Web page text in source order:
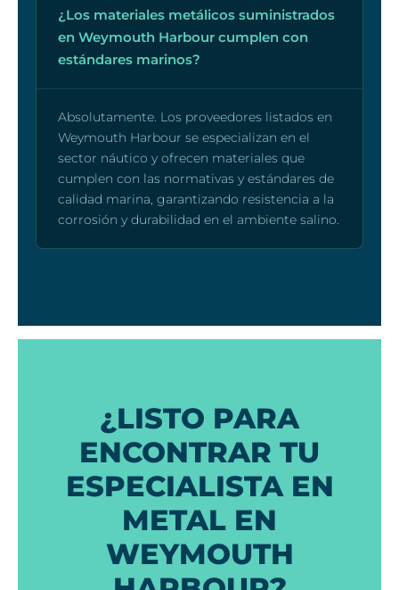
¿Los materiales metálicos suministrados
en Weymouth Harbour cumplen con
estándares marinos?
Absolutamente. Los proveedores listados en
Weymouth Harbour se especializan en el
sector náutico y ofrecen materiales que
cumplen con las normativas y estándares de
calidad marina, garantizando resistencia a la
corrosión y durabilidad en el ambiente salino.
¿LISTO PARA
ENCONTRAR TU
ESPECIALISTA EN
METAL EN
WEYMOUTH